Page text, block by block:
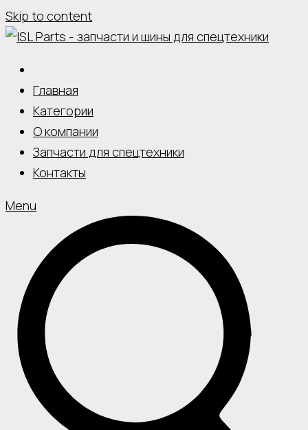
Skip to content
Главная
Категории
О компании
Запчасти для спецтехники
Контакты
Menu